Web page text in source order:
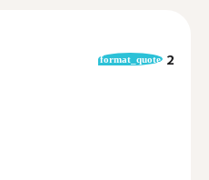
format_quote 2